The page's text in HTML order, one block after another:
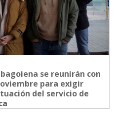
se reunirán con
para exigir
del servicio de